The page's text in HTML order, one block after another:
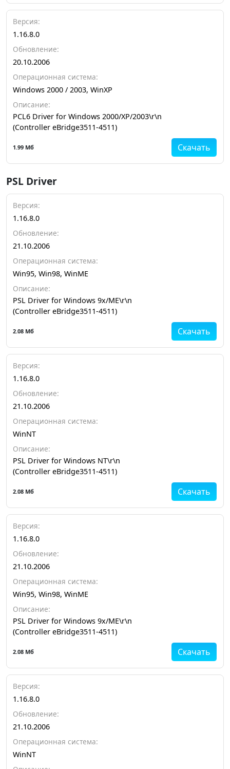
Версия:
1.16.8.0
Обновление:
20.10.2006
Операционная система:
Windows 2000 / 2003, WinXP
Описание:
PCL6 Driver for Windows 2000/XP/2003\r\n
(Controller eBridge3511-4511)
Скачать
1.99 Мб
PSL Driver
Версия:
1.16.8.0
Обновление:
21.10.2006
Операционная система:
Win95, Win98, WinME
Описание:
PSL Driver for Windows 9x/ME\r\n
(Controller eBridge3511-4511)
Скачать
2.08 Мб
Версия:
1.16.8.0
Обновление:
21.10.2006
Операционная система:
WinNT
Описание:
PSL Driver for Windows NT\r\n
(Controller eBridge3511-4511)
Скачать
2.08 Мб
Версия:
1.16.8.0
Обновление:
21.10.2006
Операционная система:
Win95, Win98, WinME
Описание:
PSL Driver for Windows 9x/ME\r\n
(Controller eBridge3511-4511)
Скачать
2.08 Мб
Версия:
1.16.8.0
Обновление:
21.10.2006
Операционная система:
WinNT